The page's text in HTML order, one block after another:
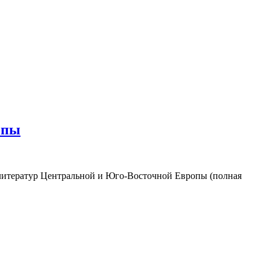
Центральной и Юго-Восточной Европы (полная